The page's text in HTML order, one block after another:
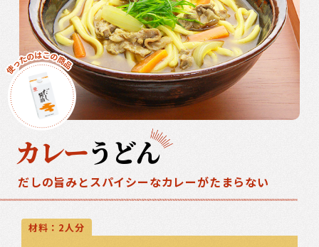
カレーうどん
だしの旨みとスパイシーなカレーがたまらない
材料：2人分